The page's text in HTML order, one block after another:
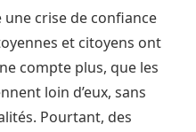
crise de confiance
et citoyens ont
compte plus, que les
loin d’eux, sans
Pourtant, des